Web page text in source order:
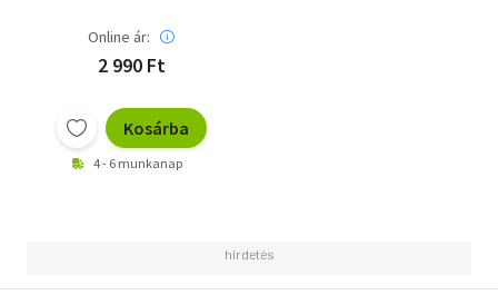
Online ár:
2 990 Ft
Kosárba
4 - 6 munkanap